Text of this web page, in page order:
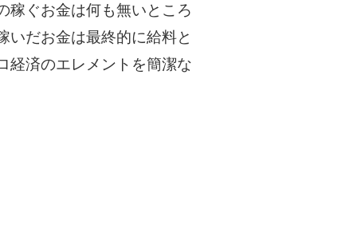
稼ぐお金は何も無いところ
いだお金は最終的に給料と
経済のエレメントを簡潔な